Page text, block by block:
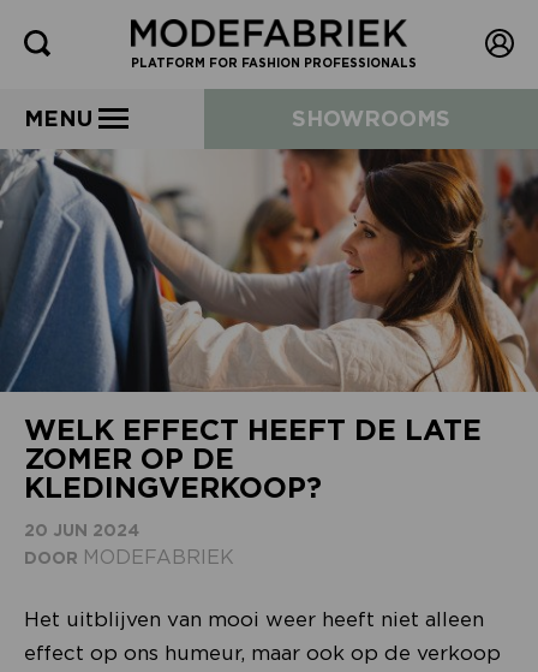
PLATFORM FOR FASHION PROFESSIONALS
MENU SHOWROOMS
WELK EFFECT HEEFT DE LATE
ZOMER OP DE
KLEDINGVERKOOP?
20 JUN 2024
DOOR MODEFABRIEK
Het uitblijven van mooi weer heeft niet alleen
effect op ons humeur, maar ook op de verkoop